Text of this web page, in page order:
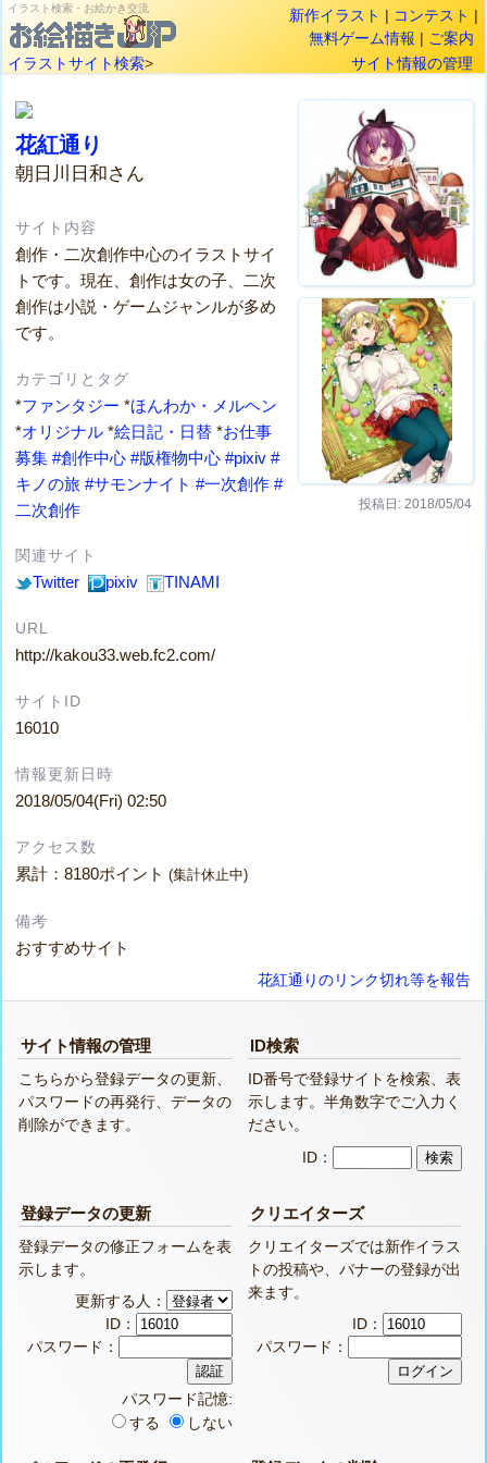
イラスト検索・お絵かき交流 新作イラスト | コンテスト |
無料ゲーム情報 | ご案内
イラストサイト検索> サイト情報の管理
投稿日: 2018/05/04
花紅通り
朝日川日和さん
サイト内容
創作・二次創作中心のイラストサイ
トです。現在、創作は女の子、二次
創作は小説・ゲームジャンルが多め
です。
カテゴリとタグ
*ファンタジー *ほんわか・メルヘン
*オリジナル *絵日記・日替 *お仕事
募集 #創作中心 #版権物中心 #pixiv #
キノの旅 #サモンナイト #一次創作 #
二次創作
関連サイト
Twitter pixiv TINAMI
URL
http://kakou33.web.fc2.com/
サイトID
16010
情報更新日時
2018/05/04(Fri) 02:50
アクセス数
累計：8180ポイント(集計休止中)
備考
おすすめサイト
花紅通りのリンク切れ等を報告
サイト情報の管理
こちらから登録データの更新、
パスワードの再発行、データの
削除ができます。
ID検索
ID番号で登録サイトを検索、表
示します。半角数字でご入力く
ださい。
ID：
登録データの更新
登録データの修正フォームを表
示します。
更新する人：
ID：
パスワード：
パスワード記憶:
する
しない
クリエイターズ
クリエイターズでは新作イラス
トの投稿や、バナーの登録が出
来ます。
ID：
パスワード：